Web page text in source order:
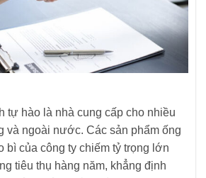
tự hào là nhà cung cấp cho nhiều
và ngoài nước. Các sản phẩm ống
bì của công ty chiếm tỷ trọng lớn
tiêu thụ hàng năm, khẳng định